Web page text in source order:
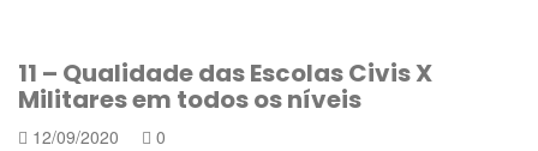
11 – Qualidade das Escolas Civis X
Militares em todos os níveis
12/09/2020 0